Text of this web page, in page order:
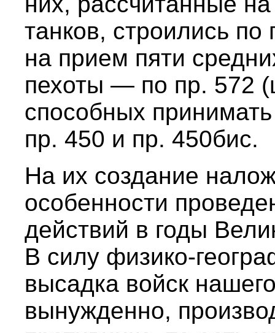
танков, строились
на прием пяти
пехоты — по пр. 572
способных
пр. 450 и пр. 450бис.
На их создание
особенности
действий в годы
В силу физико-
высадка войск
вынужденно,